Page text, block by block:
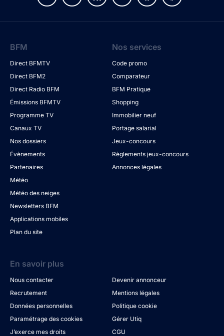
BFM
Direct BFMTV
Direct BFM2
Direct Radio BFM
Émissions BFMTV
Programme TV
Canaux TV
Nos dossiers
Évènements
Partenaires
Météo
Météo des neiges
Newsletters BFM
Applications mobiles
Plan du site
Nos services
Code promo
Comparateur
BFM Pratique
Shopping
Immobilier neuf
Portage salarial
Jeux-concours
Règlements jeux-concours
Annonces légales
En savoir plus
Nous contacter
Devenir annonceur
Recrutement
Mentions légales
Données personnelles
Politique cookie
Paramétrage des cookies
Gérer Utiq
J’exerce mes droits
CGU